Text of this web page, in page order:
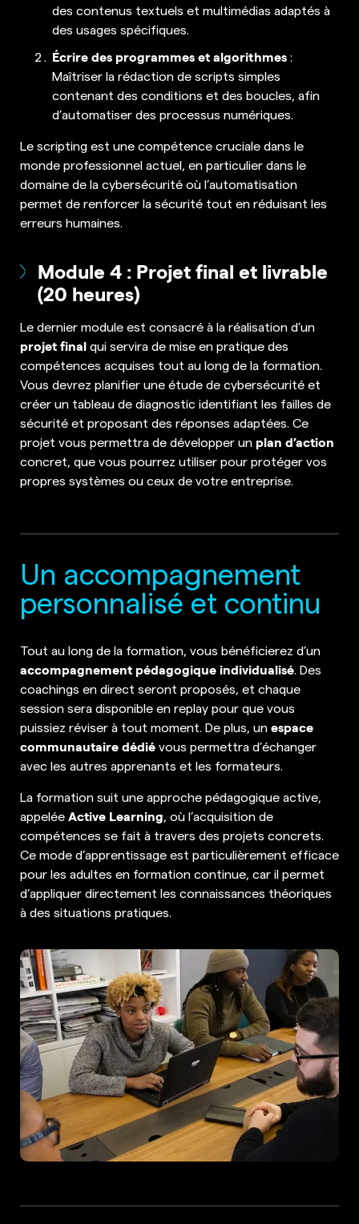
des contenus textuels et multimédias adaptés à
des usages spécifiques.
Écrire des programmes et algorithmes :
Maîtriser la rédaction de scripts simples
contenant des conditions et des boucles, afin
d’automatiser des processus numériques.
Le scripting est une compétence cruciale dans le
monde professionnel actuel, en particulier dans le
domaine de la cybersécurité où l’automatisation
permet de renforcer la sécurité tout en réduisant les
erreurs humaines.
Module 4 : Projet final et livrable
(20 heures)
Le dernier module est consacré à la réalisation d’un
projet final qui servira de mise en pratique des
compétences acquises tout au long de la formation.
Vous devrez planifier une étude de cybersécurité et
créer un tableau de diagnostic identifiant les failles de
sécurité et proposant des réponses adaptées. Ce
projet vous permettra de développer un plan d’action
concret, que vous pourrez utiliser pour protéger vos
propres systèmes ou ceux de votre entreprise.
Un accompagnement
personnalisé et continu
Tout au long de la formation, vous bénéficierez d’un
accompagnement pédagogique individualisé . Des
coachings en direct seront proposés, et chaque
session sera disponible en replay pour que vous
puissiez réviser à tout moment. De plus, un espace
communautaire dédié vous permettra d’échanger
avec les autres apprenants et les formateurs.
La formation suit une approche pédagogique active,
appelée Active Learning , où l’acquisition de
compétences se fait à travers des projets concrets.
Ce mode d’apprentissage est particulièrement efficace
pour les adultes en formation continue, car il permet
d’appliquer directement les connaissances théoriques
à des situations pratiques.